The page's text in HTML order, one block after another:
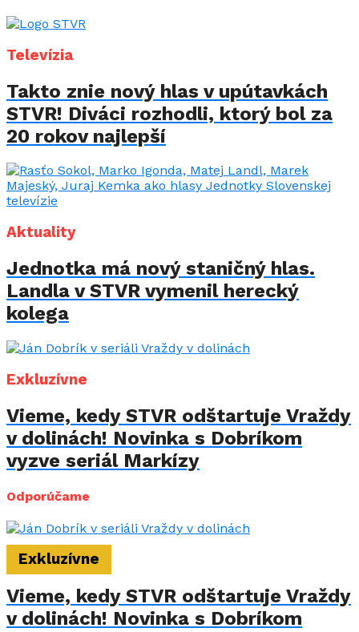
Televízia
Takto znie nový hlas v upútavkách
STVR! Diváci rozhodli, ktorý bol za
20 rokov najlepší
Aktuality
Jednotka má nový staničný hlas.
Landla v STVR vymenil herecký
kolega
Exkluzívne
Vieme, kedy STVR odštartuje Vraždy
v dolinách! Novinka s Dobríkom
vyzve seriál Markízy
Odporúčame
Exkluzívne
Vieme, kedy STVR odštartuje Vraždy
v dolinách! Novinka s Dobríkom